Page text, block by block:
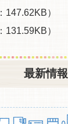
147.62KB）
131.59KB）
最新情報